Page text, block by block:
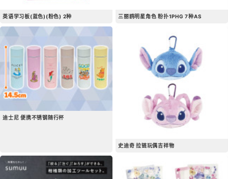
英语学习板(蓝色)(粉色) 2种 三丽鸥明星角色 粉扑1PHG 7种AS
迪士尼 便携不锈钢随行杯
史迪奇 拉链玩偶吉祥物